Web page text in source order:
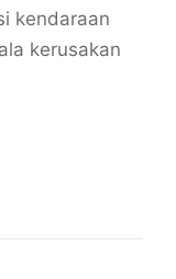
kendaraan
kerusakan